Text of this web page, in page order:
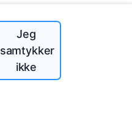
Jeg
samtykker
ikke